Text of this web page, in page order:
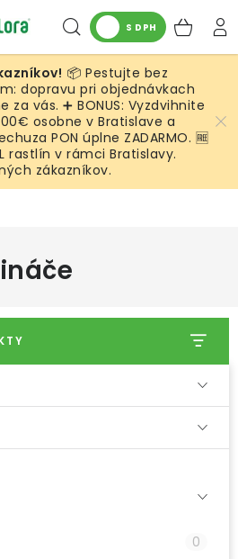
Hľadať
S DPH
📦 Pestujte bez
dopravu pri objednávkach
vás. ➕ BONUS: Vyzdvihnite
osobne v Bratislave a
PON úplne ZADARMO. 🆓
rastlín v rámci Bratislavy.
zákazníkov.
0